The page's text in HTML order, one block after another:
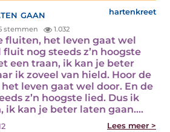
gaan hartenkreet
stemmen 1.032
fluiten, het leven gaat wel
nog steeds z’n hoogste
een traan, ik kan je beter
ik zoveel van hield. Hoor de
leven gaat wel door. En de
z’n hoogste lied. Dus ik
ik kan je beter laten gaan.…
Lees meer >